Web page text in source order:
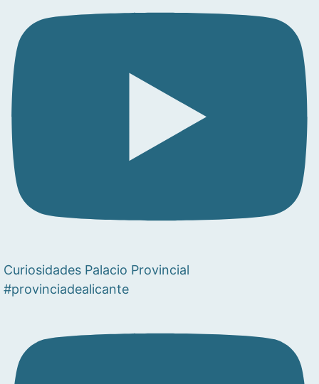
Curiosidades Palacio Provincial
#provinciadealicante